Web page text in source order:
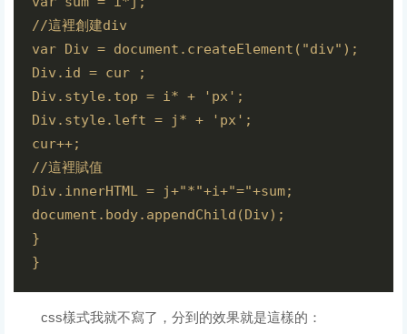
//這裡創建div
var Div = document.createElement("div");
Div.id = cur ;
Div.style.top = i* + 'px';
Div.style.left = j* + 'px';
cur++;
//這裡賦值
Div.innerHTML = j+"*"+i+"="+sum;
document.body.appendChild(Div);
}
}
css樣式我就不寫了，分到的效果就是這樣的：